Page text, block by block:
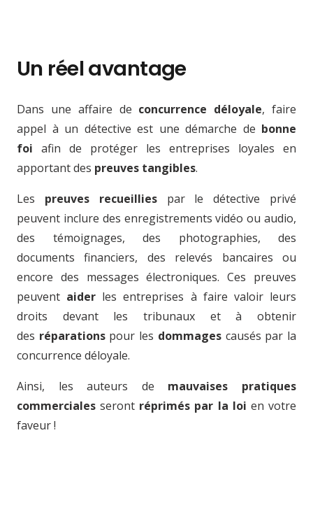
Un réel avantage
Dans une affaire de concurrence déloyale, faire
appel à un détective est une démarche de bonne
foi afin de protéger les entreprises loyales en
apportant des preuves tangibles.
Les preuves recueilliespar le détective privé
peuvent inclure des enregistrements vidéo ou audio,
des témoignages, des photographies, des
documents financiers, des relevés bancaires ou
encore des messages électroniques. Ces preuves
peuvent aider les entreprises à faire valoir leurs
droits devant les tribunaux et à obtenir
des réparations pour les dommages causés par la
concurrence déloyale.
Ainsi, les auteurs de mauvaises pratiques
commerciales seront réprimés par la loi en votre
faveur !